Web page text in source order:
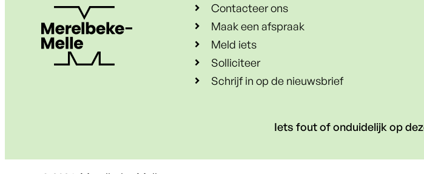
Contacteer ons
Maak een afspraak
Meld iets
Solliciteer
Schrijf in op de nieuwsbrief
Iets fout of onduidelijk op